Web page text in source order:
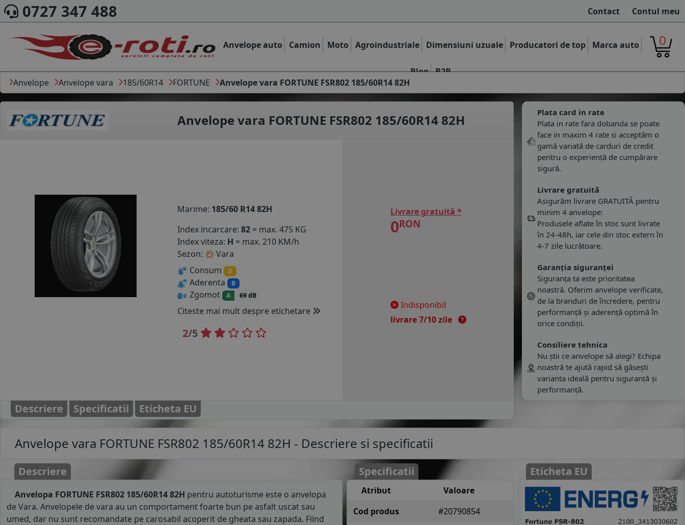
0727 347 488 Contact Contul meu
Anvelope auto Camion Moto Agroindustriale Dimensiuni uzuale Producatori de top Marca auto
Blog B2B
0
Anvelope Anvelope vara 185/60R14 FORTUNE Anvelope vara FORTUNE FSR802 185/60R14 82H
Anvelope vara FORTUNE FSR802 185/60R14 82H
Marime: 185/60 R14 82H
Index incarcare: 82 = max. 475 KG
Index viteza: H = max. 210 KM/h
Sezon:
Vara
Consum
D
Aderenta B
Zgomot A 69 dB
Citeste mai mult despre etichetare
2/5
Livrare gratuită *
0RON
Indisponibil
livrare 7/10 zile
Plata card in rate
Plata in rate fara dobanda se poate
face in maxim 4 rate si acceptăm o
gamă variată de carduri de credit
pentru o experiență de cumpărare
sigură.
Livrare gratuită
Asigurăm livrare GRATUITĂ pentru
minim 4 anvelope:
Produsele aflate în stoc sunt livrate
în 24-48h, iar cele din stoc extern în
4-7 zile lucrătoare.
Garanția siguranței
Siguranța ta este prioritatea
noastră. Oferim anvelope verificate,
de la branduri de încredere, pentru
performanță și aderență optimă în
orice condiții.
Consiliere tehnica
Nu știi ce anvelope să alegi? Echipa
noastră te ajută rapid să găsești
varianta ideală pentru siguranță și
performanță.
Descriere Specificatii Eticheta EU
Anvelope vara FORTUNE FSR802 185/60R14 82H - Descriere si specificatii
Descriere
Anvelopa FORTUNE FSR802 185/60R14 82H pentru autoturisme este o anvelopa
de Vara. Anvelopele de vara au un comportament foarte bun pe asfalt uscat sau
umed, dar nu sunt recomandate pe carosabil acoperit de gheata sau zapada. Fiind
Specificatii
Atribut
Valoare
Cod produs
#20790854
Eticheta EU